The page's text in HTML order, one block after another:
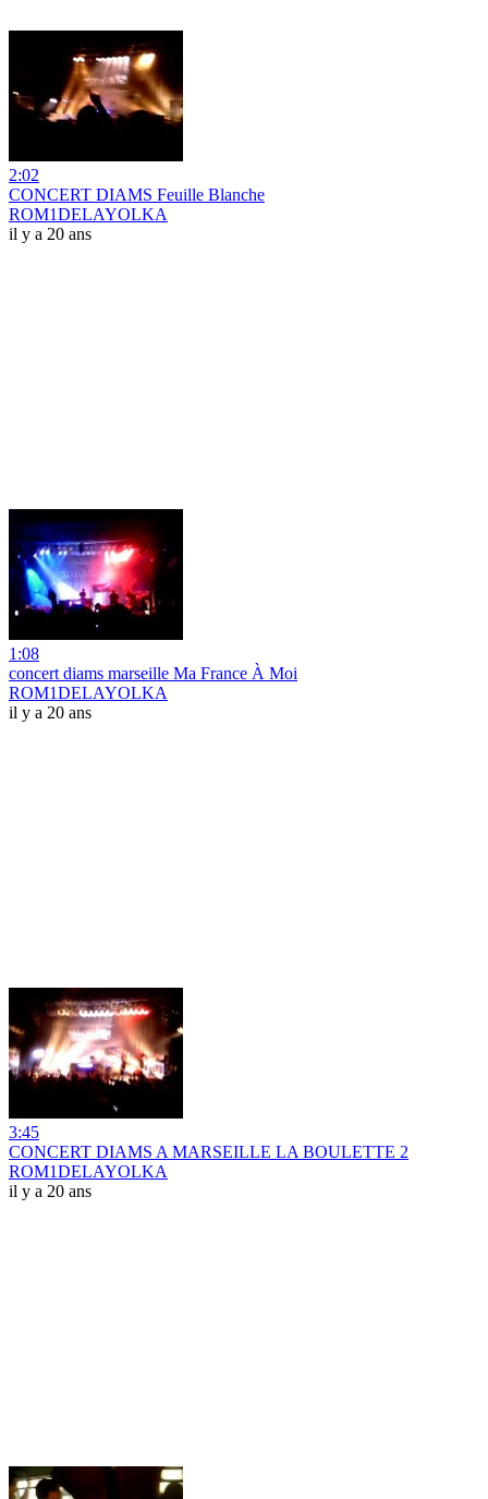
2:02
CONCERT DIAMS Feuille Blanche
ROM1DELAYOLKA
il y a 20 ans
1:08
concert diams marseille Ma France À Moi
ROM1DELAYOLKA
il y a 20 ans
3:45
CONCERT DIAMS A MARSEILLE LA BOULETTE 2
ROM1DELAYOLKA
il y a 20 ans